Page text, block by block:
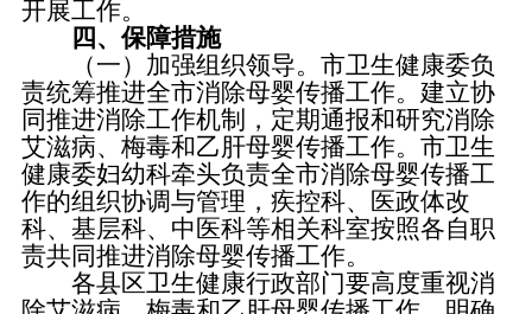
开展工作。
四、保障措施
（一）加强组织领导。市卫生健康委负
责统筹推进全市消除母婴传播工作。建立协
同推进消除工作机制，定期通报和研究消除
艾滋病、梅毒和乙肝母婴传播工作。市卫生
健康委妇幼科牵头负责全市消除母婴传播工
作的组织协调与管理，疾控科、医政体改
科、基层科、中医科等相关科室按照各自职
责共同推进消除母婴传播工作。
各县区卫生健康行政部门要高度重视消